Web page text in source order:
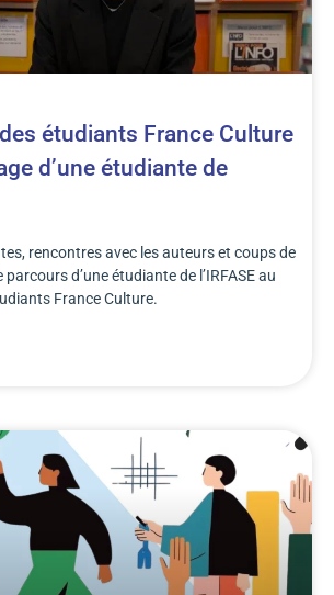
étudiants France Culture
d’une étudiante de
rencontres avec les auteurs et coups de
d’une étudiante de l’IRFASE au
France Culture.